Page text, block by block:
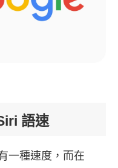
語速
一種速度，而在